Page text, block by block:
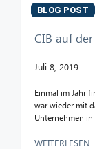
BLOG POST
CIB auf
Juli 8, 2019
Einmal im Jahr
war wieder mit
Unternehmen
WEITERLESEN